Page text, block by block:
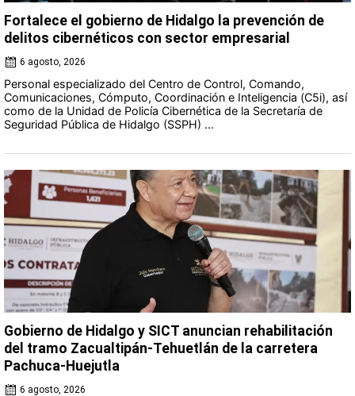
Fortalece el gobierno de Hidalgo la prevención de
delitos cibernéticos con sector empresarial
6 agosto, 2026
Personal especializado del Centro de Control, Comando,
Comunicaciones, Cómputo, Coordinación e Inteligencia (C5i), así
como de la Unidad de Policía Cibernética de la Secretaría de
Seguridad Pública de Hidalgo (SSPH) ...
Gobierno de Hidalgo y SICT anuncian rehabilitación
del tramo Zacualtipán-Tehuetlán de la carretera
Pachuca-Huejutla
6 agosto, 2026